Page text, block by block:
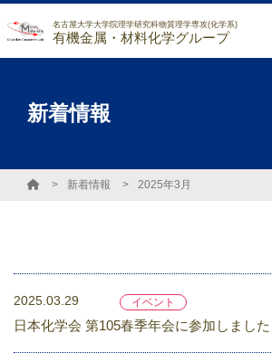
名古屋大学大学院理学研究科物質理学専攻(化学系)
有機金属・材料化学グループ
新着情報
新着情報 2025年3月
2025.03.29 イベント
日本化学会 第105春季年会に参加しました